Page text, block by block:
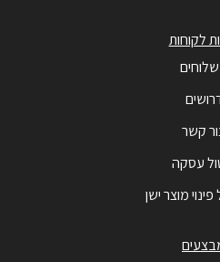
לקוחות
קשר
עסקה
מוצר ישן